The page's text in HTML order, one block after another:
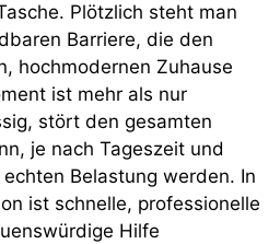
Plötzlich steht man
Barriere, die den
hochmodernen Zuhause
ist mehr als nur
stört den gesamten
je nach Tageszeit und
Belastung werden. In
ist schnelle, professionelle
Hilfe